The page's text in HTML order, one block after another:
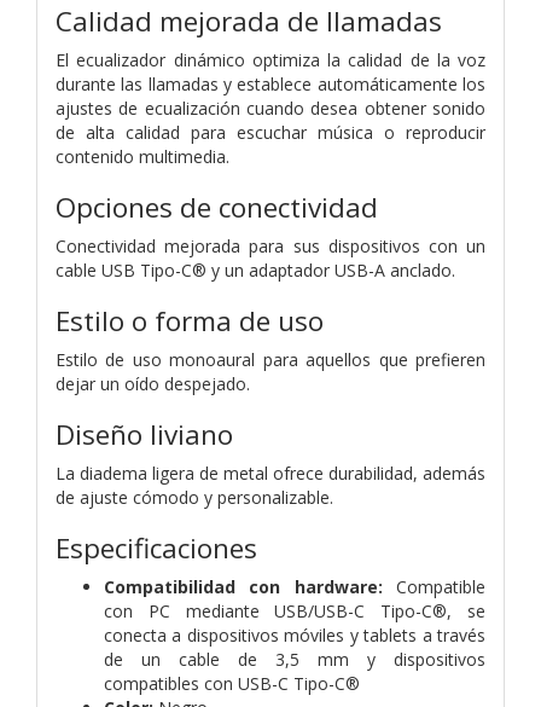
Calidad mejorada de llamadas
El ecualizador dinámico optimiza la calidad de la voz
durante las llamadas y establece automáticamente los
ajustes de ecualización cuando desea obtener sonido
de alta calidad para escuchar música o reproducir
contenido multimedia.
Opciones de conectividad
Conectividad mejorada para sus dispositivos con un
cable USB Tipo-C® y un adaptador USB-A anclado.
Estilo o forma de uso
Estilo de uso monoaural para aquellos que prefieren
dejar un oído despejado.
Diseño liviano
La diadema ligera de metal ofrece durabilidad, además
de ajuste cómodo y personalizable.
Especificaciones
Compatibilidad con hardware: Compatible
con PC mediante USB/USB-C Tipo-C®, se
conecta a dispositivos móviles y tablets a través
de un cable de 3,5 mm y dispositivos
compatibles con USB-C Tipo-C®